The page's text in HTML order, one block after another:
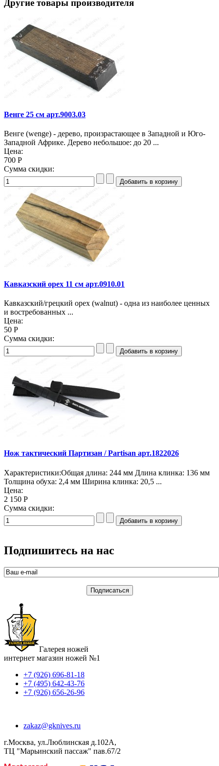
Другие товары производителя
Венге 25 см арт.9003.03
Венге (wenge) - дерево, произрастающее в Западной и Юго-
Западной Африке. Дерево небольшое: до 20 ...
Цена:
700 Р
Сумма скидки:
Кавказский орех 11 см арт.0910.01
Кавказский/грецкий орех (walnut) - однa из наиболее ценных
и востребованных ...
Цена:
50 Р
Сумма скидки:
Нож тактический Партизан / Partisan арт.1822026
Характеристики:Общая длина: 244 мм Длина клинка: 136 мм
Толщина обуха: 2,4 мм Ширина клинка: 20,5 ...
Цена:
2 150 Р
Сумма скидки:
Подпишитесь на нас
Галерея ножей
интернет магазин ножей №1
+7 (926) 696-81-18
+7 (495) 642-43-76
+7 (926) 656-26-96
zakaz@gknives.ru
г.Москва, ул.Люблинская д.102А,
ТЦ "Марьинский пассаж" пав.67/2